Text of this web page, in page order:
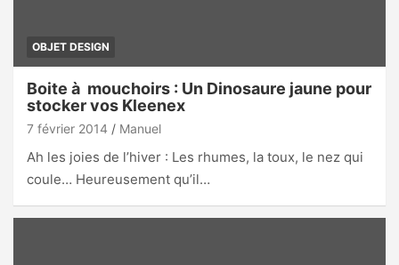
OBJET DESIGN
Boite à mouchoirs : Un Dinosaure jaune pour
stocker vos Kleenex
7 février 2014 Manuel
Ah les joies de l’hiver : Les rhumes, la toux, le nez qui
coule… Heureusement qu’il…